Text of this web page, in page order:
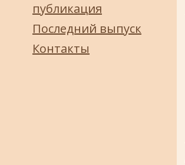
публикация
Последний выпуск
Контакты